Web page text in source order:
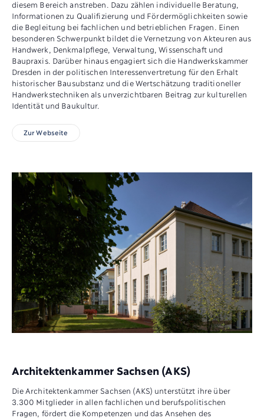
diesem Bereich anstreben. Dazu zählen individuelle Beratung,
Informationen zu Qualifizierung und Fördermöglichkeiten sowie
die Begleitung bei fachlichen und betrieblichen Fragen. Einen
besonderen Schwerpunkt bildet die Vernetzung von Akteuren aus
Handwerk, Denkmalpflege, Verwaltung, Wissenschaft und
Baupraxis. Darüber hinaus engagiert sich die Handwerkskammer
Dresden in der politischen Interessenvertretung für den Erhalt
historischer Bausubstanz und die Wertschätzung traditioneller
Handwerkstechniken als unverzichtbaren Beitrag zur kulturellen
Identität und Baukultur.
Zur Webseite
Architektenkammer Sachsen (AKS)
Die Architektenkammer Sachsen (AKS) unterstützt ihre über
3.300 Mitglieder in allen fachlichen und berufspolitischen
Fragen, fördert die Kompetenzen und das Ansehen des